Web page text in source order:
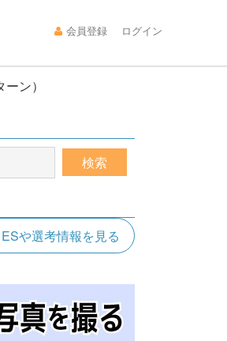
会員登録 ログイン
ン）
や選考情報を見る